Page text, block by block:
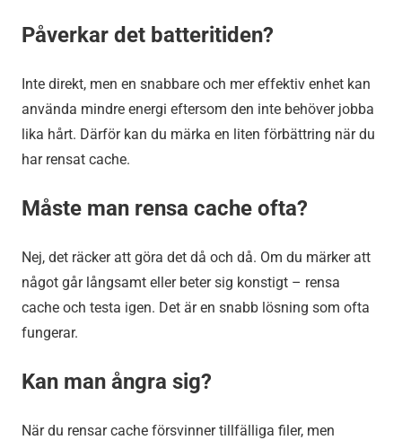
Påverkar det batteritiden?
Inte direkt, men en snabbare och mer effektiv enhet kan
använda mindre energi eftersom den inte behöver jobba
lika hårt. Därför kan du märka en liten förbättring när du
har rensat cache.
Måste man rensa cache ofta?
Nej, det räcker att göra det då och då. Om du märker att
något går långsamt eller beter sig konstigt – rensa
cache och testa igen. Det är en snabb lösning som ofta
fungerar.
Kan man ångra sig?
När du rensar cache försvinner tillfälliga filer, men